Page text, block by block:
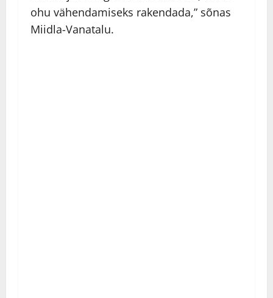
ohu vähendamiseks rakendada,” sõnas
Miidla-Vanatalu.